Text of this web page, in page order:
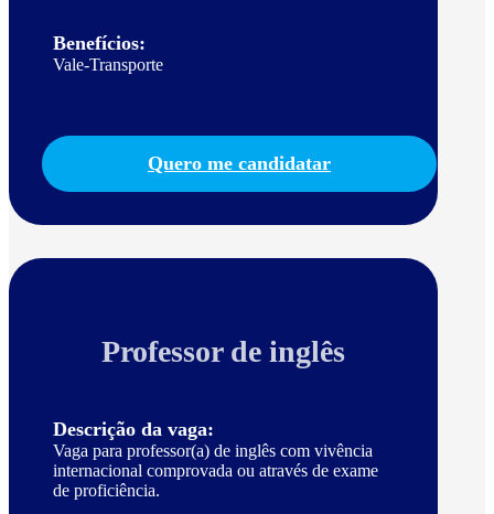
Benefícios:
Vale-Transporte
Quero me candidatar
Professor de inglês
Descrição da vaga:
Vaga para professor(a) de inglês com vivência
internacional comprovada ou através de exame
de proficiência.